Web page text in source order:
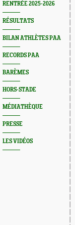
RENTRÉE 2025-2026
RÉSULTATS
BILAN ATHLÈTES PAA
RECORDS PAA
BARÈMES
HORS-STADE
MÉDIATHÈQUE
PRESSE
LES VIDÉOS